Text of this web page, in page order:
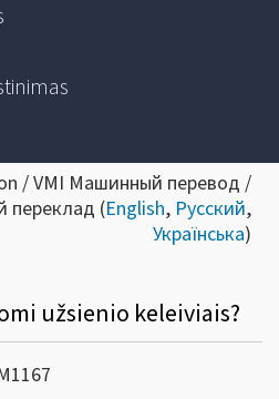
/ VMI Машинный перевод /
переклад (English, Русский,
Українська)
užsienio keleiviais?